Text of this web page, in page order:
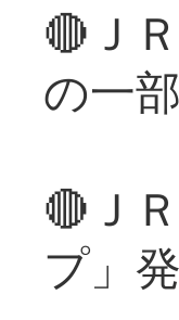
🔴Ｊ
の一
🔴Ｊ
プ」